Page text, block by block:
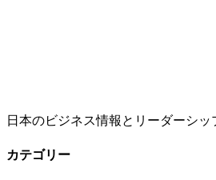
日本のビジネス情報とリーダーシッ
カテゴリー